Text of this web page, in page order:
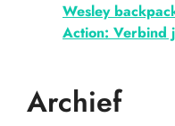
Wesley
Action: Verbind
Archief